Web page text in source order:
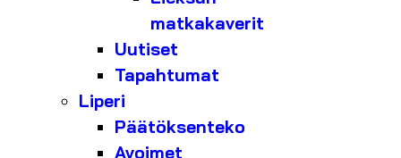
matkakaverit
Uutiset
Tapahtumat
Liperi
Päätöksenteko
Avoimet